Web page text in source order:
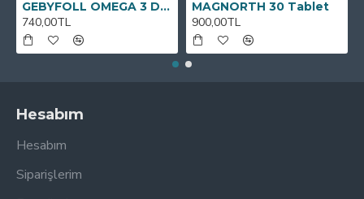
GEBYFOLL OMEGA 3 DHA
740,00TL
MAGNORTH 30 Tablet
900,00TL
Hesabım
Hesabım
Siparişlerim